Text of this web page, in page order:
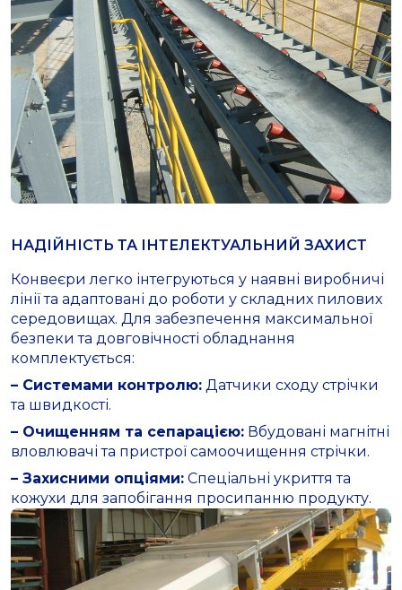
НАДІЙНІСТЬ ТА ІНТЕЛЕКТУАЛЬНИЙ ЗАХИСТ
Конвеєри легко інтегруються у наявні виробничі
лінії та адаптовані до роботи у складних пилових
середовищах. Для забезпечення максимальної
безпеки та довговічності обладнання
комплектується:
– Системами контролю: Датчики сходу стрічки
та швидкості.
– Очищенням та сепарацією: Вбудовані магнітні
вловлювачі та пристрої самоочищення стрічки.
– Захисними опціями: Спеціальні укриття та
кожухи для запобігання просипанню продукту.